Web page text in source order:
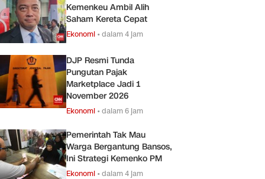
Kemenkeu Ambil Alih
Saham Kereta Cepat
Ekonomi •dalam 4 jam
DJP Resmi Tunda
Pungutan Pajak
Marketplace Jadi 1
November 2026
Ekonomi •dalam 6 jam
Pemerintah Tak Mau
Warga Bergantung Bansos,
Ini Strategi Kemenko PM
Ekonomi •dalam 4 jam